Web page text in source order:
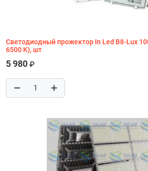
Светодиодный прожектор In Led B8-Lux
6500 К), шт
5 980 ₽